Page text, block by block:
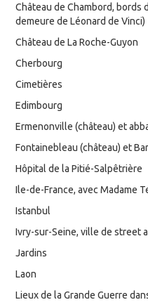
Château de Chambord, bords
demeure de Léonard de Vinci)
Château de La Roche-Guyon
Cherbourg
Cimetières
Edimbourg
Ermenonville (château) et
Fontainebleau (château) et
Hôpital de la Pitié-Salpêtrière
Ile-de-France, avec Madame
Istanbul
Ivry-sur-Seine, ville de street
Jardins
Laon
Lieux de la Grande Guerre